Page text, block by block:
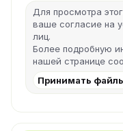
Для просмотра
ваше согласие на
лиц.
Более подробную
нашей странице
Принимать